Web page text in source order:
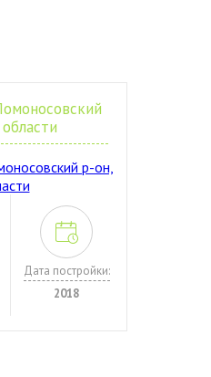
Дата постройки:
2018